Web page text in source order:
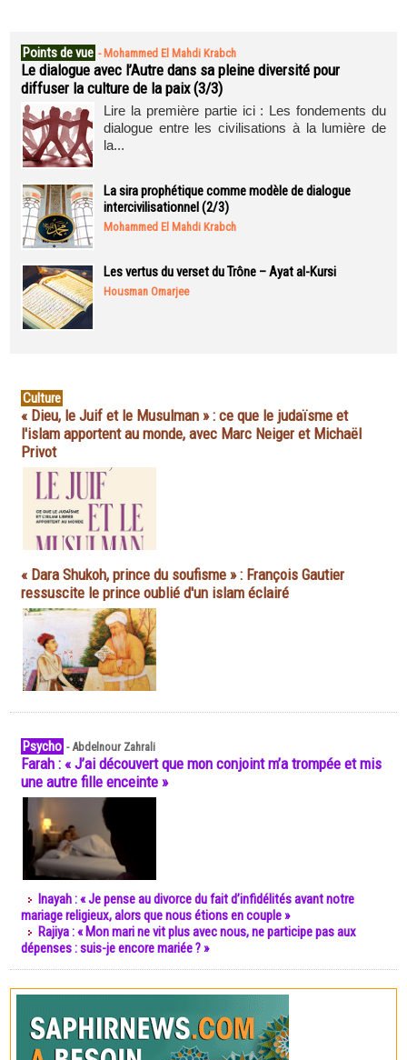
Points de vue - Mohammed El Mahdi Krabch
Le dialogue avec l’Autre dans sa pleine diversité pour
diffuser la culture de la paix (3/3)
Lire la première partie ici : Les fondements du
dialogue entre les civilisations à la lumière de
la...
La sira prophétique comme modèle de dialogue
intercivilisationnel (2/3)
Mohammed El Mahdi Krabch
Les vertus du verset du Trône – Ayat al-Kursi
Housman Omarjee
Culture
« Dieu, le Juif et le Musulman » : ce que le judaïsme et
l'islam apportent au monde, avec Marc Neiger et Michaël
Privot
« Dara Shukoh, prince du soufisme » : François Gautier
ressuscite le prince oublié d'un islam éclairé
Psycho -Abdelnour Zahrali
Farah : « J’ai découvert que mon conjoint m’a trompée et mis
une autre fille enceinte »
Inayah : « Je pense au divorce du fait d’infidélités avant notre
mariage religieux, alors que nous étions en couple »
Rajiya : « Mon mari ne vit plus avec nous, ne participe pas aux
dépenses : suis-je encore mariée ? »